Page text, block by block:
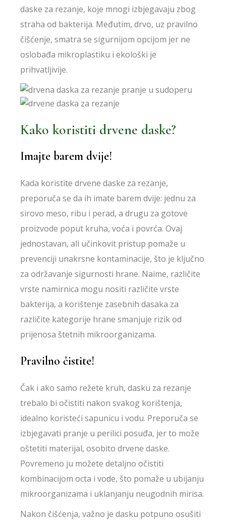
daske za rezanje, koje mnogi izbjegavaju zbog
straha od bakterija. Međutim, drvo, uz pravilno
čišćenje, smatra se sigurnijom opcijom jer ne
oslobađa mikroplastiku i ekološki je
prihvatljivije.
Kako koristiti drvene daske?
Imajte barem dvije!
Kada koristite drvene daske za rezanje,
preporuča se da ih imate barem dvije: jednu za
sirovo meso, ribu i perad, a drugu za gotove
proizvode poput kruha, voća i povrća. Ovaj
jednostavan, ali učinkovit pristup pomaže u
prevenciji unakrsne kontaminacije, što je ključno
za održavanje sigurnosti hrane. Naime, različite
vrste namirnica mogu nositi različite vrste
bakterija, a korištenje zasebnih dasaka za
različite kategorije hrane smanjuje rizik od
prijenosa štetnih mikroorganizama.
Pravilno čistite!
Čak i ako samo režete kruh, dasku za rezanje
trebalo bi očistiti nakon svakog korištenja,
idealno koristeći sapunicu i vodu. Preporuča se
izbjegavati pranje u perilici posuđa, jer to može
oštetiti materijal, osobito drvene daske.
Povremeno ju možete detaljno očistiti
kombinacijom octa i vode, što pomaže u ubijanju
mikroorganizama i uklanjanju neugodnih mirisa.
Nakon čišćenja, važno je dasku potpuno osušiti